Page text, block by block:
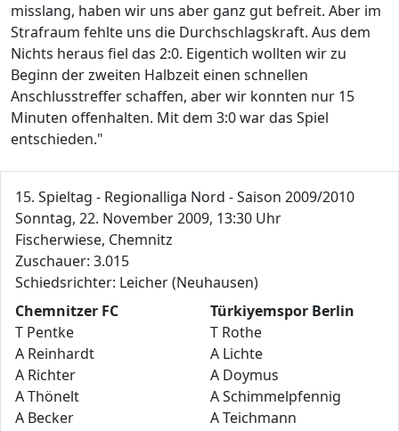
misslang, haben wir uns aber ganz gut befreit. Aber im
Strafraum fehlte uns die Durchschlagskraft. Aus dem
Nichts heraus fiel das 2:0. Eigentich wollten wir zu
Beginn der zweiten Halbzeit einen schnellen
Anschlusstreffer schaffen, aber wir konnten nur 15
Minuten offenhalten. Mit dem 3:0 war das Spiel
entschieden."
15. Spieltag - Regionalliga Nord - Saison 2009/2010
Sonntag, 22. November 2009, 13:30 Uhr
Fischerwiese, Chemnitz
Zuschauer: 3.015
Schiedsrichter: Leicher (Neuhausen)
Chemnitzer FC
T Pentke
A Reinhardt
A Richter
A Thönelt
A Becker
Türkiyemspor Berlin
T Rothe
A Lichte
A Doymus
A Schimmelpfennig
A Teichmann